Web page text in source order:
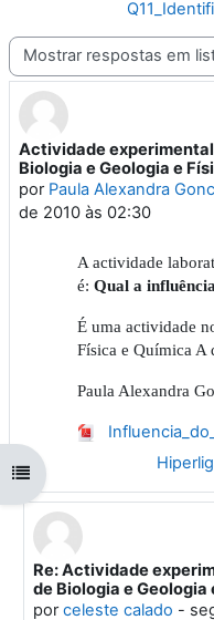
Abrir índice da disciplina
Modo de visualização
Actividade
Biologia e Geologia e
por Paula Alexandra
de 2010 às 02:30
Número de respostas: 1
A actividade
é: Qual a
É uma actividade
Física e Química A
Paula Alexandra
Em resposta a 'Paula
Re: Actividade
de Biologia e Geologia
porceleste calado -